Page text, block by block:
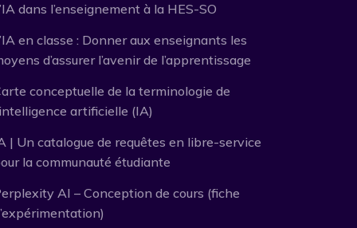
dans l’enseignement à la HES-SO
en classe : Donner aux enseignants les
d’assurer l’avenir de l’apprentissage
conceptuelle de la terminologie de
artificielle (IA)
| Un catalogue de requêtes en libre-service
la communauté étudiante
AI – Conception de cours (fiche